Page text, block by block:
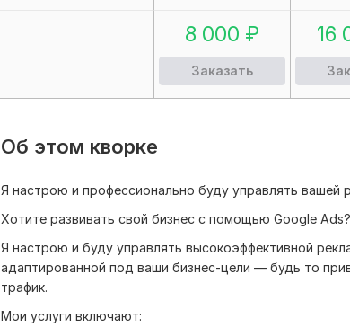
8 000 ₽
Заказать
16
Об этом кворке
Я настрою и профессионально буду управлять вашей
Хотите развивать свой бизнес с помощью Google Ads?
Я настрою и буду управлять высокоэффективной
адаптированной под ваши бизнес-цели — будь то
трафик.
Мои услуги включают: